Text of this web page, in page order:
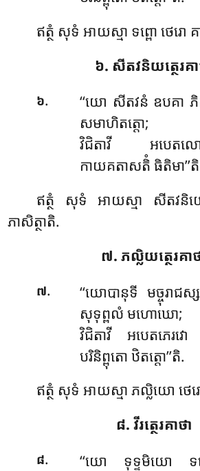
ឥត្ថំ សុទំ អាយស្មា ទព្ពោ ថេរោ
៦. សីតវនិយត្ថេរគា
៦. ‘‘យោ សីតវនំ ឧបគា
សមាហិតត្តោ;
វិជិតាវី អបេត
កាយគតាសតិំ ធិតិមា’’
ឥត្ថំ សុទំ អាយស្មា សីតវនិ
ភាសិត្ថាតិ.
៧. ភល្លិយត្ថេរគា
៧. ‘‘យោបានុទីមច្ចុរា
សុទុព្ពលំ មហោឃោ;
វិជិតាវី អបេតភេ
បរិនិព្ពុតោ ឋិតត្តោ’’តិ.
ឥត្ថំ សុទំ អាយស្មា ភល្លិយោ ថេរ
៨. វីរត្ថេរគាថា
៨.
‘‘យោ ទុទ្ទមិយោ ទ